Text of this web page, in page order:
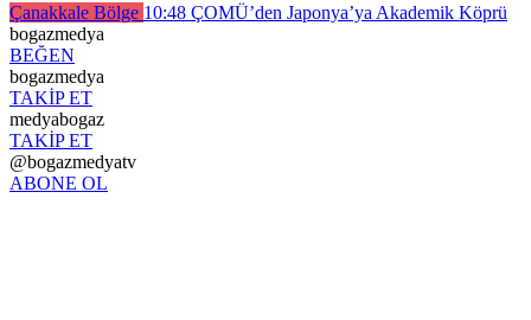
Çanakkale Bölge 10:48 ÇOMÜ’den Japonya’ya Akademik Köprü
bogazmedya
BEĞEN
bogazmedya
TAKİP ET
medyabogaz
TAKİP ET
@bogazmedyatv
ABONE OL